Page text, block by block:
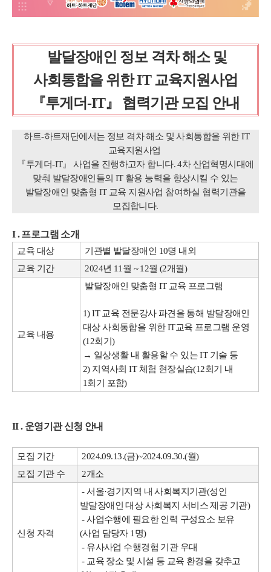
발달장애인 정보 격차 해소 및
사회통합을 위한 IT 교육지원사업
『투게더-IT』 협력기관 모집 안내
하트-하트재단에서는 정보 격차 해소 및 사회통합을 위한 IT
교육지원사업
『투게더-IT』 사업을 진행하고자 합니다. 4차 산업혁명시대에
맞춰 발달장애인들의 IT 활용 능력을 향상시킬 수 있는
발달장애인 맞춤형 IT 교육 지원사업 참여하실 협력기관을
모집합니다.
I . 프로그램 소개
교육 대상
기관별 발달장애인 10명 내외
교육 기간
2024년 11월 ~ 12월 (2개월)
교육 내용
발달장애인 맞춤형 IT 교육 프로그램
1) IT 교육 전문강사 파견을 통해 발달장애인
대상 사회통합을 위한 IT교육 프로그램 운영
(12회기)
→ 일상생활 내 활용할 수 있는 IT 기술 등
2) 지역사회 IT 체험 현장실습(12회기 내
1회기 포함)
II . 운영기관 신청 안내
모집 기간
2024.09.13.(금)~2024.09.30.(월)
모집 기관 수
2개소
신청 자격
- 서울·경기지역 내 사회복지기관(성인
발달장애인 대상 사회복지 서비스 제공 기관)
- 사업수행에 필요한 인력 구성요소 보유
(사업 담당자 1명)
- 유사사업 수행경험 기관 우대
- 교육 장소 및 시설 등 교육 환경을 갖추고